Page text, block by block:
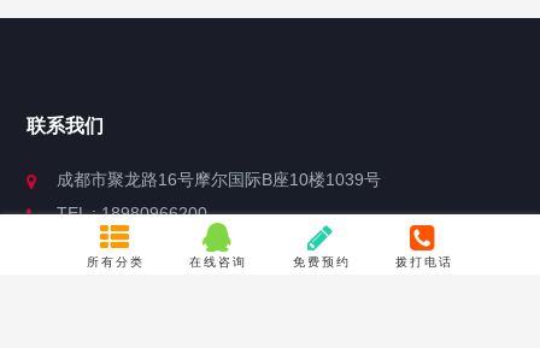
联系我们
成都市聚龙路16号摩尔国际B座10楼1039号
TEL : 18980966200
Email : 773233688@qq.com
所有分类 在线咨询 免费预约 拨打电话